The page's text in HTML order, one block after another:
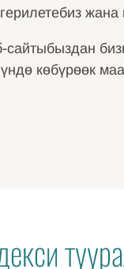
жана
көбүрөөк